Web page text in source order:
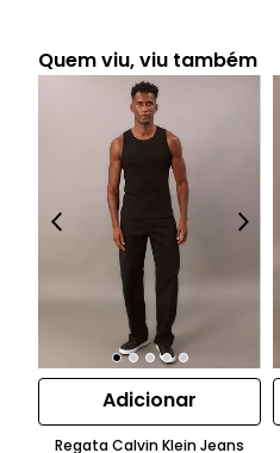
Quem viu, viu também
Adicionar
Regata Calvin Klein Jeans